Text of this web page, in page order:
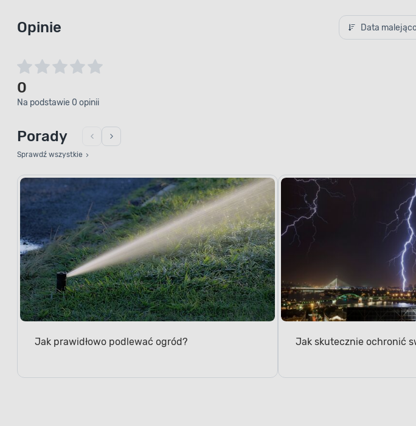
Opinie Data
0
Na podstawie 0 opinii
Porady
Sprawdź wszystkie
Jak prawidłowo podlewać ogród? Jak skutecznie ochronić